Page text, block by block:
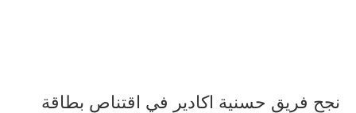
نجح فريق حسنية اكادير في اقتناص بطاقة